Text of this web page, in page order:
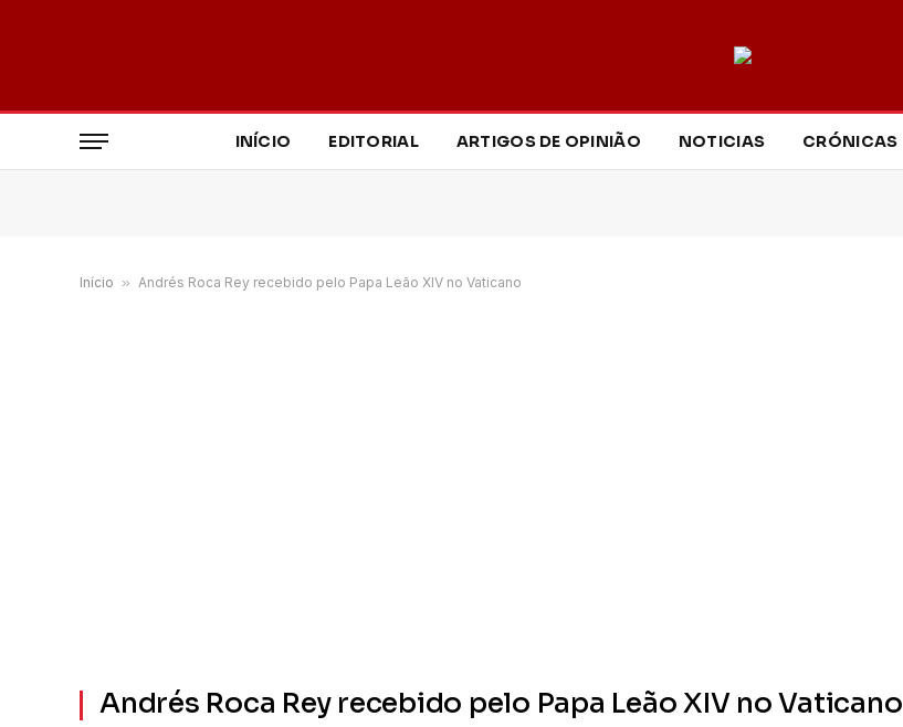
INÍCIO EDITORIAL ARTIGOS DE OPINIÃO NOTICIAS CRÓNICAS
Início » Andrés Roca Rey recebido pelo Papa Leão XIV no Vaticano
Andrés Roca Rey recebido pelo Papa Leão XIV no Vaticano